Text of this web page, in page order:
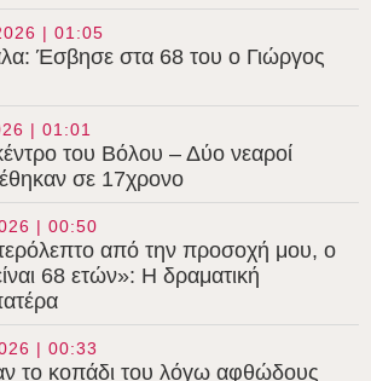
| 01:05
Έσβησε στα 68 του ο Γιώργος
| 01:01
του Βόλου – Δύο νεαροί
σε 17χρονο
| 00:50
από την προσοχή μου, ο
68 ετών»: Η δραματική
| 00:33
το κοπάδι του λόγω αφθώδους